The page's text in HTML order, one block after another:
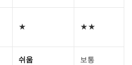
★ ★★
쉬움 보통